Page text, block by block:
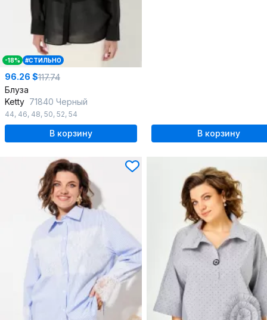
-18% #СТИЛЬНО
96.26 $117.74
Блуза
Ketty 71840 Черный
44, 46, 48, 50, 52, 54
В корзину В корзину